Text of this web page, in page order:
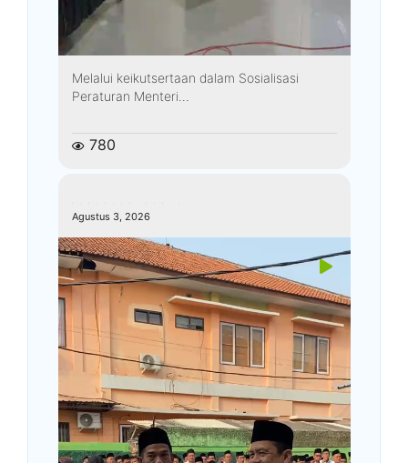
Melalui keikutsertaan dalam Sosialisasi
Peraturan Menteri...
780
Agustus 3, 2026